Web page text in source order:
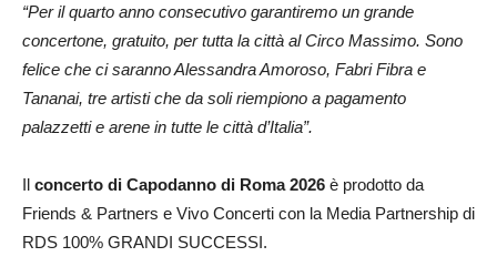
“Per il quarto anno consecutivo garantiremo un grande
concertone, gratuito, per tutta la città al Circo Massimo. Sono
felice che ci saranno Alessandra Amoroso, Fabri Fibra e
Tananai, tre artisti che da soli riempiono a pagamento
palazzetti e arene in tutte le città d’Italia”.
Il concerto di Capodanno di Roma 2026 è prodotto da
Friends & Partners e Vivo Concerti con la Media Partnership di
RDS 100% GRANDI SUCCESSI.